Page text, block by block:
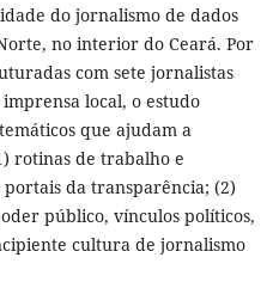
do jornalismo de dados
no interior do Ceará. Por
com sete jornalistas
local, o estudo
que ajudam a
rotinas de trabalho e
da transparência; (2)
público, vínculos políticos,
cultura de jornalismo